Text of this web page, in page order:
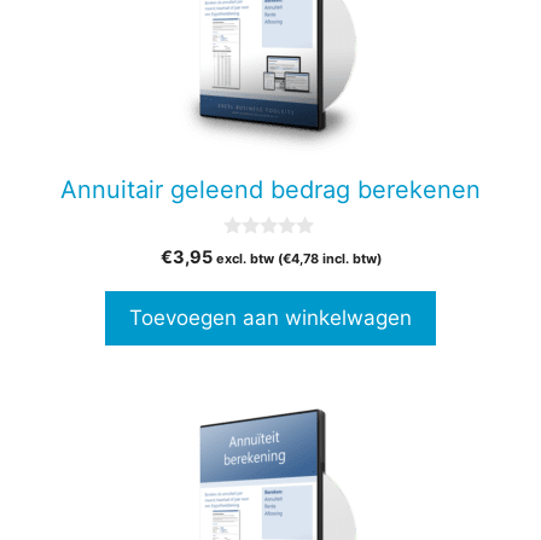
Annuitair geleend bedrag berekenen
v
5
€3,95 excl. btw (€4,78incl. btw)
Toevoegen aan winkelwagen